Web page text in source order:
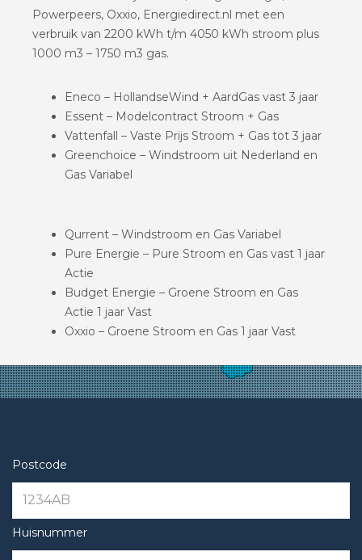
Powerpeers, Oxxio, Energiedirect.nl met een
verbruik van 2200 kWh t/m 4050 kWh stroom plus
1000 m3 – 1750 m3 gas.
Eneco – HollandseWind + AardGas vast 3 jaar
Essent – Modelcontract Stroom + Gas
Vattenfall – Vaste Prijs Stroom + Gas tot 3 jaar
Greenchoice – Windstroom uit Nederland en
Gas Variabel
Qurrent – Windstroom en Gas Variabel
Pure Energie – Pure Stroom en Gas vast 1 jaar
Actie
Budget Energie – Groene Stroom en Gas
Actie 1 jaar Vast
Oxxio – Groene Stroom en Gas 1 jaar Vast
Postcode
Huisnummer